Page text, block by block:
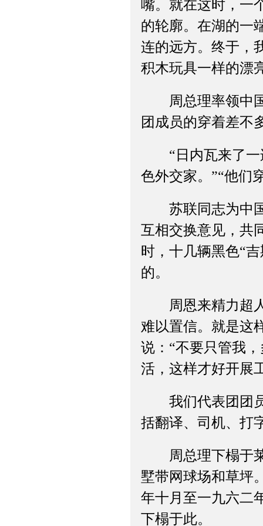
嘴。就在这时，一
的轮廓。在湖的一
连的远方。终于，
积木玩具一样的
周总理率领中国
团成员的穿着差不
“日内瓦来了一
色外交家。”“他
苏联同志为中国
互相交换意见，共
时，十几辆黑色“
的。
周恩来精力超人
难以置信。就是这
说：“不要只管我
活，这样才好开展
我们代表团团员
括翻译、司机、打
周总理下榻于莱
墅带网球场和草坪
年十月至一九六二
下榻于此。